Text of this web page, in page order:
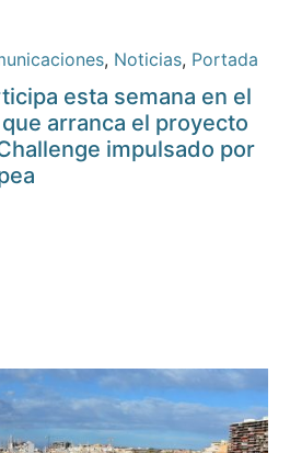
, Noticias, Portada
esta semana en el
arranca el proyecto
impulsado por